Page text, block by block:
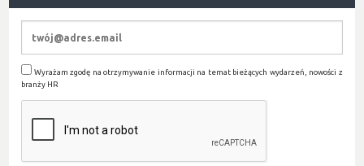
Wyrażam zgodę na otrzymywanie informacji na temat bieżących wydarzeń, nowości z
branży HR